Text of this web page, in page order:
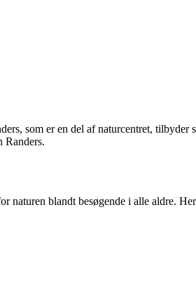
som er en del af naturcentret, tilbyder
Randers.
naturen blandt besøgende i alle aldre.